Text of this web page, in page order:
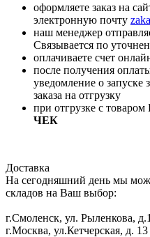
оформляете заказ на
электронную почту
наш менеджер
Связывается по
оплачиваете счет
после получения
уведомление о запуске
заказа на отгрузку
при отгрузке с товаром
ЧЕК
Доставка
На сегодняшний день мы
складов на Ваш выбор:
г.Смоленск, ул. Рыленкова,
г.Москва, ул.Кетчерская, д. 13